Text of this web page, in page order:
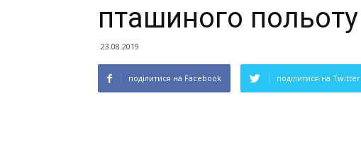
пташиного польоту
23.08.2019
поділитися на Facebook поділитися на Twitter